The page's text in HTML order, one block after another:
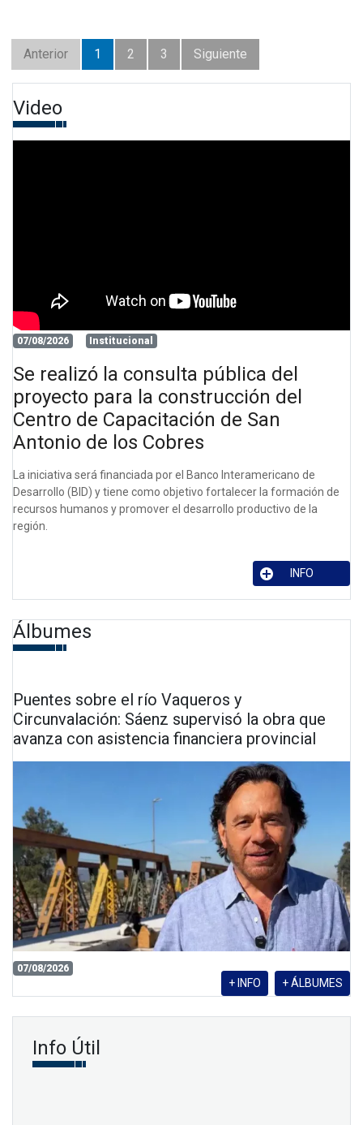
Anterior 1 2 3 Siguiente
Video
07/08/2026 Institucional
Se realizó la consulta pública del
proyecto para la construcción del
Centro de Capacitación de San
Antonio de los Cobres
La iniciativa será financiada por el Banco Interamericano de
Desarrollo (BID) y tiene como objetivo fortalecer la formación de
recursos humanos y promover el desarrollo productivo de la
región.
INFO
Álbumes
Puentes sobre el río Vaqueros y
Circunvalación: Sáenz supervisó la obra que
avanza con asistencia financiera provincial
07/08/2026
+ ÁLBUMES
+ INFO
Info Útil